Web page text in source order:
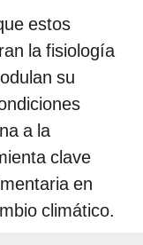
estos
la fisiología
su
a la
clave
en
climático.